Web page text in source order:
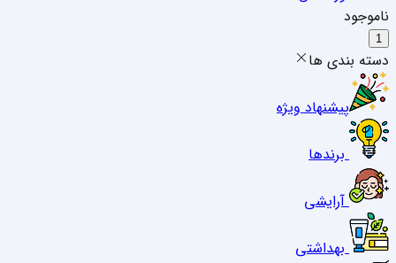
ناموجود
1
دسته بندی ها
پیشنهاد ویژه
برندها
آرایشی
بهداشتی